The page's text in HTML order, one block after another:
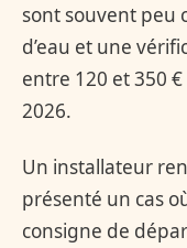
sont souvent peu
d’eau et une
entre 120 et 350
2026.
Un installateur
présenté un cas
consigne de